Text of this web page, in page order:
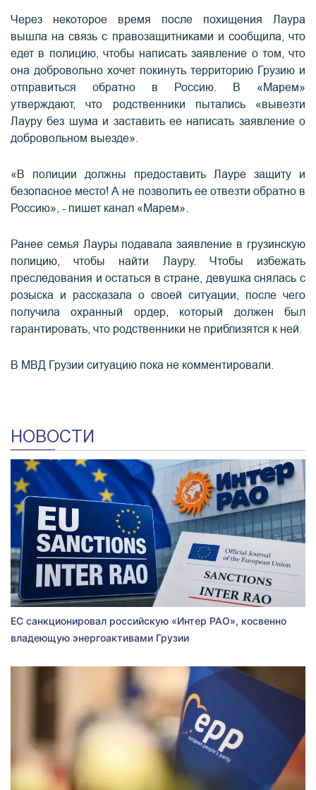
Через некоторое время после похищения Лаура
вышла на связь с правозащитниками и сообщила, что
едет в полицию, чтобы написать заявление о том, что
она добровольно хочет покинуть территорию Грузию и
отправиться обратно в Россию. В «Марем»
утверждают, что родственники пытались «вывезти
Лауру без шума и заставить ее написать заявление о
добровольном выезде».
«В полиции должны предоставить Лауре защиту и
безопасное место! А не позволить ее отвезти обратно в
Россию», - пишет канал «Марем».
Ранее семья Лауры подавала заявление в грузинскую
полицию, чтобы найти Лауру. Чтобы избежать
преследования и остаться в стране, девушка снялась с
розыска и рассказала о своей ситуации, после чего
получила охранный ордер, который должен был
гарантировать, что родственники не приблизятся к ней.
В МВД Грузии ситуацию пока не комментировали.
НОВОСТИ
ЕС санкционировал российскую «Интер РАО», косвенно
владеющую энергоактивами Грузии